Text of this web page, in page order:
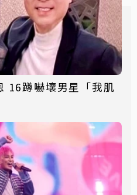
16蹲嚇壞男星「我肌